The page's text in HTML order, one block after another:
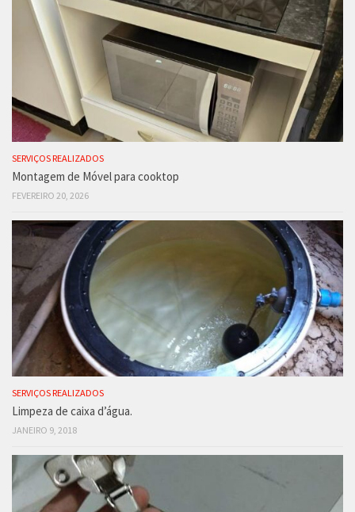
SERVIÇOS REALIZADOS
Montagem de Móvel para cooktop
FEVEREIRO 20, 2026
SERVIÇOS REALIZADOS
Limpeza de caixa d’água.
JANEIRO 9, 2018